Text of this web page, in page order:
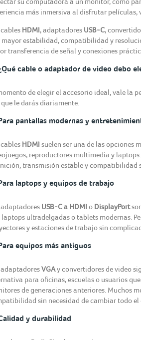
más inmersiva al disfrutar películas,
HDMI, adaptadores USB-C,
mayor estabilidad, compatibilidad y
transferencia de señal y conexiones
cable o adaptador de video debo
de elegir el accesorio ideal, vale la
que le darás diariamente.
pantallas modernas y
HDMI suelen ser una de las opciones
reproductores multimedia y
transmisión estable y compatibilidad
laptops y equipos de trabajo
adaptadores USB-C a HDMI o DisplayPort
laptops ultradelgadas o tablets modernas.
y estaciones de trabajo sin
equipos más antiguos
adaptadoresVGAy convertidores de video
para oficinas, escuelas o usuarios
de generaciones anteriores. Muchos
sin necesidad de cambiar todo el
y durabilidad